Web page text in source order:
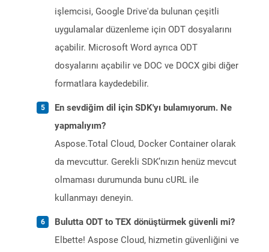
işlemcisi, Google Drive'da bulunan çeşitli
uygulamalar düzenleme için ODT dosyalarını
açabilir. Microsoft Word ayrıca ODT
dosyalarını açabilir ve DOC ve DOCX gibi diğer
formatlara kaydedebilir.
En sevdiğim dil için SDK'yı bulamıyorum. Ne
yapmalıyım?
Aspose.Total Cloud, Docker Container olarak
da mevcuttur. Gerekli SDK’nızın henüz mevcut
olmaması durumunda bunu cURL ile
kullanmayı deneyin.
Bulutta ODT to TEX dönüştürmek güvenli mi?
Elbette! Aspose Cloud, hizmetin güvenliğini ve